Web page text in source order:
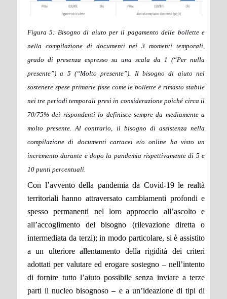
Figura 5: Bisogno di aiuto per il pagamento delle bollette e
nella compilazione di documenti nei 3 momenti temporali,
grado di presenza espresso su una scala da 1 (“Per nulla
presente”) a 5 (“Molto presente”). Il bisogno di aiuto nel
sostenere spese primarie fisse come le bollette è rimasto stabile
nei tre periodi temporali presi in considerazione poiché circa il
70/75% dei rispondenti lo definisce sempre da mediamente a
molto presente. Al contrario, il bisogno di assistenza nella
compilazione di documenti cartacei e/o online ha visto un
incremento durante e dopo la pandemia rispettivamente di 5 e
10 punti percentuali.
Con l’avvento della pandemia da Covid-19 le realtà
territoriali hanno attraversato cambiamenti profondi e
spesso permanenti nel loro approccio all’ascolto e
all’accoglimento del bisogno (rilevazione diretta o
intermediata da terzi); in modo particolare, si è assistito
a un ulteriore allentamento della rigidità dei criteri
adottati per valutare ed erogare sostegno – nell’intento
di fornire tutto l’aiuto possibile senza inviare a terze
parti il nucleo bisognoso – e a un’ideazione di tipi di